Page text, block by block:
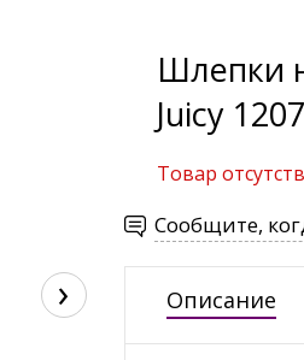
›
Шлепки
Juicy
Товар
Сообщите,
Описание